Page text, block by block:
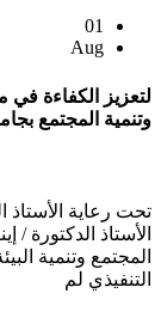
01
Aug
لتعزيز الكفاءة
وتنمية المجتمع
الأستاذ الدكتورة
المجتمع وتنمية
التنفيذي لم